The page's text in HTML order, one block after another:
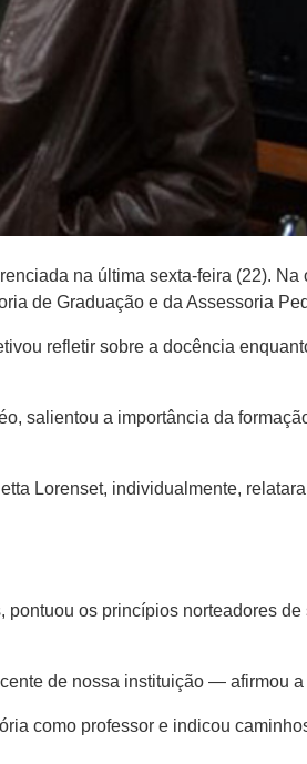
na última sexta-feira (22). Na
de Graduação e da Assessoria
refletir sobre a docência
salientou a importância da
Lorenset, individualmente,
os princípios norteadores de
de nossa instituição — afirmou a
como professor e indicou